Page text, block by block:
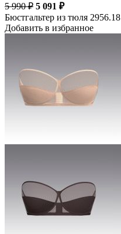
5 990 ₽ 5 091 ₽
Бюстгальтер из тюля 2956.18
Добавить в избранное